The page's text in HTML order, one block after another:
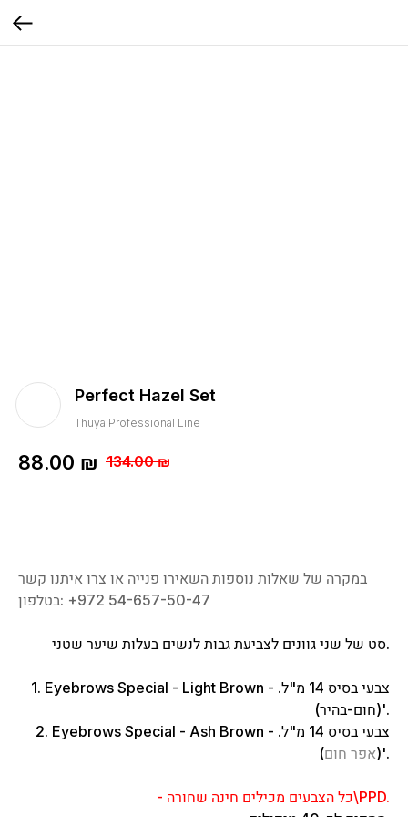
Perfect Hazel Set
Thuya Professional Line
88.00 ₪ 134.00 ₪
במקרה של שאלות נוספות השאירו פנייה או צרו איתנו קשר
בטלפון: ‎+972 54-657-50-47
סט של שני גוונים לצביעת גבות לנשים בעלות שיער שטני.
1. Eyebrows Special - Light Brown - צבעי בסיס 14 מ"ל.
(חום-בהיר)'.
2. Eyebrows Special - Ash Brown - צבעי בסיס 14 מ"ל.
(אפר חום )'.
- כל הצבעים מכילים חינה שחורה\PPD.